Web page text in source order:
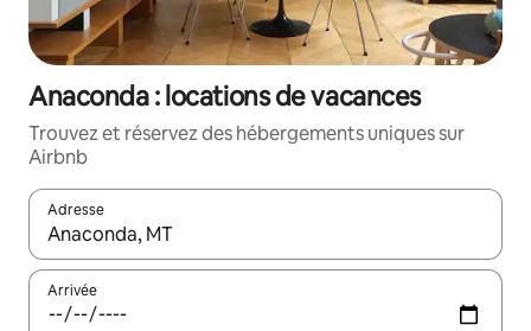
Anaconda : locations de vacances
Trouvez et réservez des hébergements uniques sur
Airbnb
Adresse
Lorsque les résultats s'affichent, utilisez les flèches vers le
Arrivée